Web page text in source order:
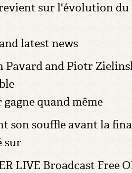
sur l'évolution du
latest news
Pavard and Piotr
quand même
son souffle avant la
sur
LIVE Broadcast Free